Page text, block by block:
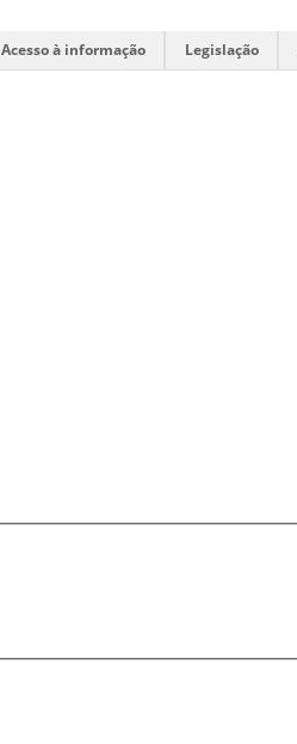
Acesso à informação Legislação